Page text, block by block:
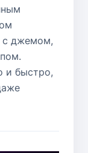
с джемом,
и быстро,